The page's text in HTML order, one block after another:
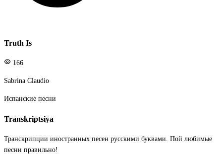
Truth Is
166
Sabrina Claudio
Испанские песни
Transkriptsiya
Транскрипции иностранных песен русскими буквами. Пой любимые
песни правильно!